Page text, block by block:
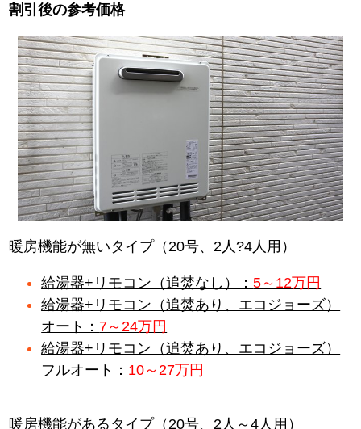
割引後の参考価格
暖房機能が無いタイプ（20号、2人?4人用）
給湯器+リモコン（追焚なし）：5～12万円
給湯器+リモコン（追焚あり、エコジョーズ）
オート： 7～24万円
給湯器+リモコン（追焚あり、エコジョーズ）
フルオート： 10～27万円
暖房機能があるタイプ（20号、2人～4人用）